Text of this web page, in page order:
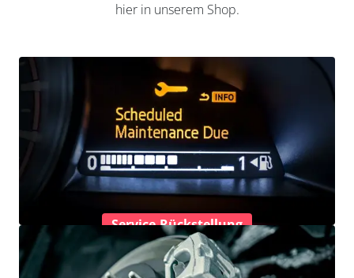
hier in unserem Shop.
Service-Rückstellung